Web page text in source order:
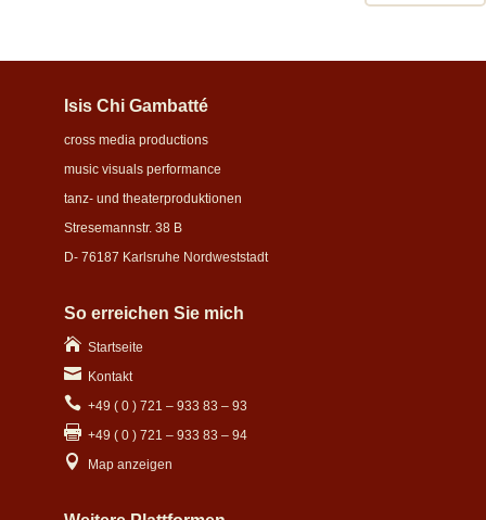
Isis Chi Gambatté
cross media productions
music visuals performance
tanz- und theaterproduktionen
Stresemannstr. 38 B
D- 76187 Karlsruhe Nordweststadt
So erreichen Sie mich
 Startseite
 Kontakt
 +49 ( 0 ) 721 – 933 83 – 93
 +49 ( 0 ) 721 – 933 83 – 94
 Map anzeigen